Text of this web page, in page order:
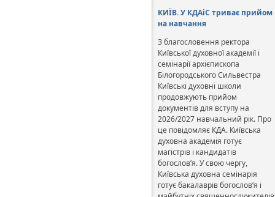
КИЇВ. У КДАіС триває прийом
на навчання
З благословення ректора
Київської духовної академії і
семінарії архієпископа
Білогородського Сильвестра
Київські духовні школи
продовжують прийом
документів для вступу на
2026/2027 навчальний рік. Про
це повідомляє КДА. Київська
духовна академія готує
магістрів і кандидатів
богослов’я. У свою чергу,
Київська духовна семінарія
готує бакалаврів богослов’я і